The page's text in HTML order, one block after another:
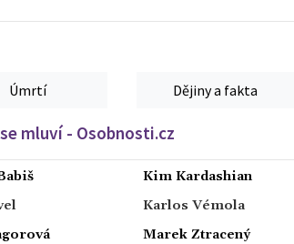
Úmrtí Dějiny a fakta
mluví - Osobnosti.cz
Kim Kardashian
Karlos Vémola
Marek Ztracený